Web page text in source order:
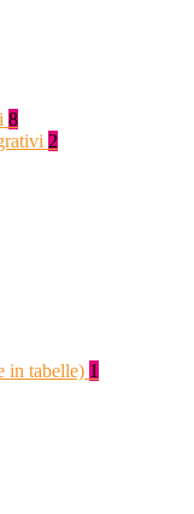
8
2
in tabelle) 1